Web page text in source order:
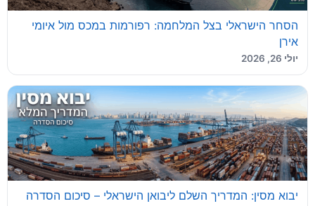
הסחר הישראלי בצל המלחמה: רפורמות במכס מול איומי
אירן
יולי 26, 2026
יבוא מסין: המדריך השלם ליבואן הישראלי – סיכום הסדרה